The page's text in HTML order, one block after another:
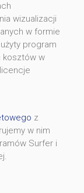
wizualizacji
w formie
program
kosztów w
z
w nim
Surfer i